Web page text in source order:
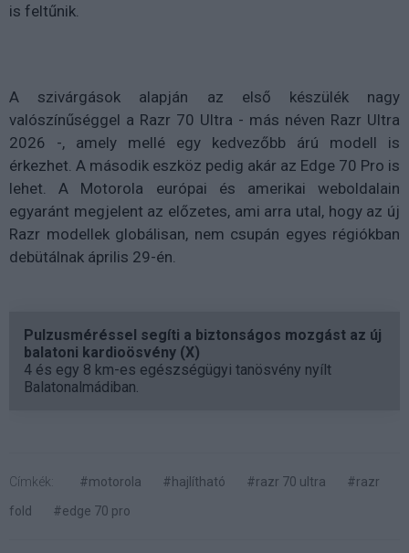
is feltűnik.
A szivárgások alapján az első készülék nagy
valószínűséggel a Razr 70 Ultra - más néven Razr Ultra
2026 -, amely mellé egy kedvezőbb árú modell is
érkezhet. A második eszköz pedig akár az Edge 70 Pro is
lehet. A Motorola európai és amerikai weboldalain
egyaránt megjelent az előzetes, ami arra utal, hogy az új
Razr modellek globálisan, nem csupán egyes régiókban
debütálnak április 29-én.
Pulzusméréssel segíti a biztonságos mozgást az új
balatoni kardioösvény (X)
4 és egy 8 km-es egészségügyi tanösvény nyílt
Balatonalmádiban.
Címkék: #motorola #hajlítható #razr 70 ultra
#razr
fold
#edge 70 pro